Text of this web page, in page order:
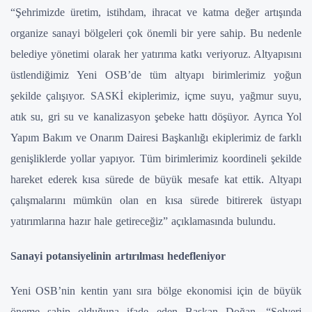
“Şehrimizde üretim, istihdam, ihracat ve katma değer artışında
organize sanayi bölgeleri çok önemli bir yere sahip. Bu nedenle
belediye yönetimi olarak her yatırıma katkı veriyoruz. Altyapısını
üstlendiğimiz Yeni OSB’de tüm altyapı birimlerimiz yoğun
şekilde çalışıyor. SASKİ ekiplerimiz, içme suyu, yağmur suyu,
atık su, gri su ve kanalizasyon şebeke hattı döşüyor. Ayrıca Yol
Yapım Bakım ve Onarım Dairesi Başkanlığı ekiplerimiz de farklı
genişliklerde yollar yapıyor. Tüm birimlerimiz koordineli şekilde
hareket ederek kısa sürede de büyük mesafe kat ettik. Altyapı
çalışmalarını mümkün olan en kısa sürede bitirerek üstyapı
yatırımlarına hazır hale getireceğiz” açıklamasında bulundu.
Sanayi potansiyelinin artırılması hedefleniyor
Yeni OSB’nin kentin yanı sıra bölge ekonomisi için de büyük